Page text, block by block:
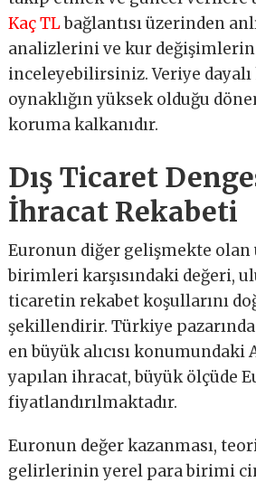
Kaç TLbağlantısı üzerinden
analizlerini ve kur
inceleyebilirsiniz. Veriye
oynaklığın yüksek olduğu
koruma kalkanıdır.
Dış Ticaret
İhracat Rekabeti
Euronun diğer gelişmekte olan
birimleri karşısındaki değeri,
ticaretin rekabet koşullarını
şekillendirir. Türkiye
en büyük alıcısı
yapılan ihracat, büyük ölçüde
fiyatlandırılmaktadır.
Euronun değer kazanması,
gelirlerinin yerel para birimi